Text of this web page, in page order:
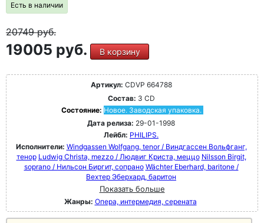
Есть в наличии
20749руб.
19005 руб. В корзину
Артикул: CDVP 664788
Состав: 3 CD
Состояние: Новое. Заводская упаковка.
Дата релиза: 29-01-1998
Лейбл: PHILIPS.
Исполнители: Windgassen Wolfgang, tenor / Виндгассен Вольфганг,
тенор Ludwig Christa, mezzo / Людвиг Криста, меццо Nilsson Birgit,
soprano / Нильсон Биргит, сопрано Wächter Eberhard, baritone /
Вехтер Эберхард, баритон
Показать больше
Жанры: Опера, интермедия, серената